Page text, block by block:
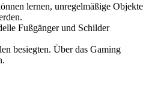
lernen, unregelmäßige Objekte
Fußgänger und Schilder
besiegten. Über das Gaming